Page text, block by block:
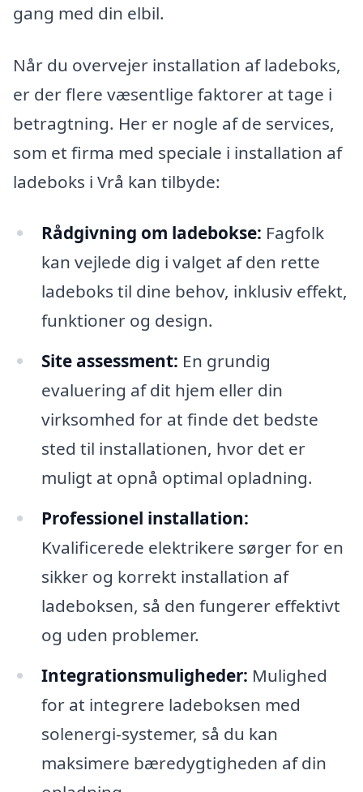
gang med din elbil.
Når du overvejer installation af ladeboks,
er der flere væsentlige faktorer at tage i
betragtning. Her er nogle af de services,
som et firma med speciale i installation af
ladeboks i Vrå kan tilbyde:
Rådgivning om ladebokse: Fagfolk
kan vejlede dig i valget af den rette
ladeboks til dine behov, inklusiv effekt,
funktioner og design.
Site assessment: En grundig
evaluering af dit hjem eller din
virksomhed for at finde det bedste
sted til installationen, hvor det er
muligt at opnå optimal opladning.
Professionel installation:
Kvalificerede elektrikere sørger for en
sikker og korrekt installation af
ladeboksen, så den fungerer effektivt
og uden problemer.
Integrationsmuligheder: Mulighed
for at integrere ladeboksen med
solenergi-systemer, så du kan
maksimere bæredygtigheden af din